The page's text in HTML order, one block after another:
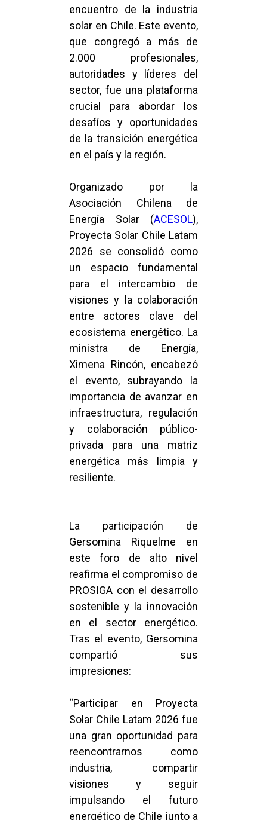
encuentro de la industria
solar en Chile. Este evento,
que congregó a más de
2.000 profesionales,
autoridades y líderes del
sector, fue una plataforma
crucial para abordar los
desafíos y oportunidades
de la transición energética
en el país y la región.
Organizado por la
Asociación Chilena de
Energía Solar (ACESOL),
Proyecta Solar Chile Latam
2026 se consolidó como
un espacio fundamental
para el intercambio de
visiones y la colaboración
entre actores clave del
ecosistema energético. La
ministra de Energía,
Ximena Rincón, encabezó
el evento, subrayando la
importancia de avanzar en
infraestructura, regulación
y colaboración público-
privada para una matriz
energética más limpia y
resiliente.
La participación de
Gersomina Riquelme en
este foro de alto nivel
reafirma el compromiso de
PROSIGA con el desarrollo
sostenible y la innovación
en el sector energético.
Tras el evento, Gersomina
compartió sus
impresiones:
“Participar en Proyecta
Solar Chile Latam 2026 fue
una gran oportunidad para
reencontrarnos como
industria, compartir
visiones y seguir
impulsando el futuro
energético de Chile junto a